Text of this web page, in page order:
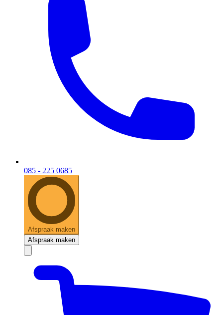
085 - 225 0685
Afspraak maken
Afspraak maken